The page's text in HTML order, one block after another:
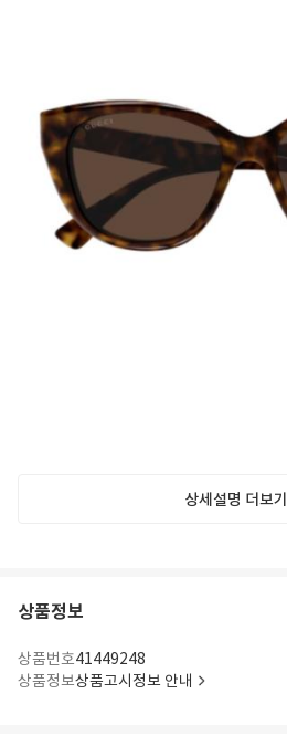
상세설명 더보기
상품정보
상품번호41449248
상품정보상품고시정보 안내